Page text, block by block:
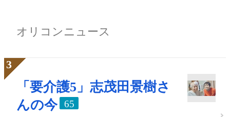
オリコンニュース
「要介護5」志茂田景樹さ
んの今
65